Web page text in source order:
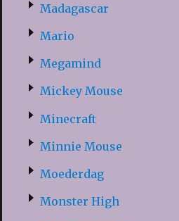
Madagascar
Mario
Megamind
Mickey Mouse
Minecraft
Minnie Mouse
Moederdag
Monster High